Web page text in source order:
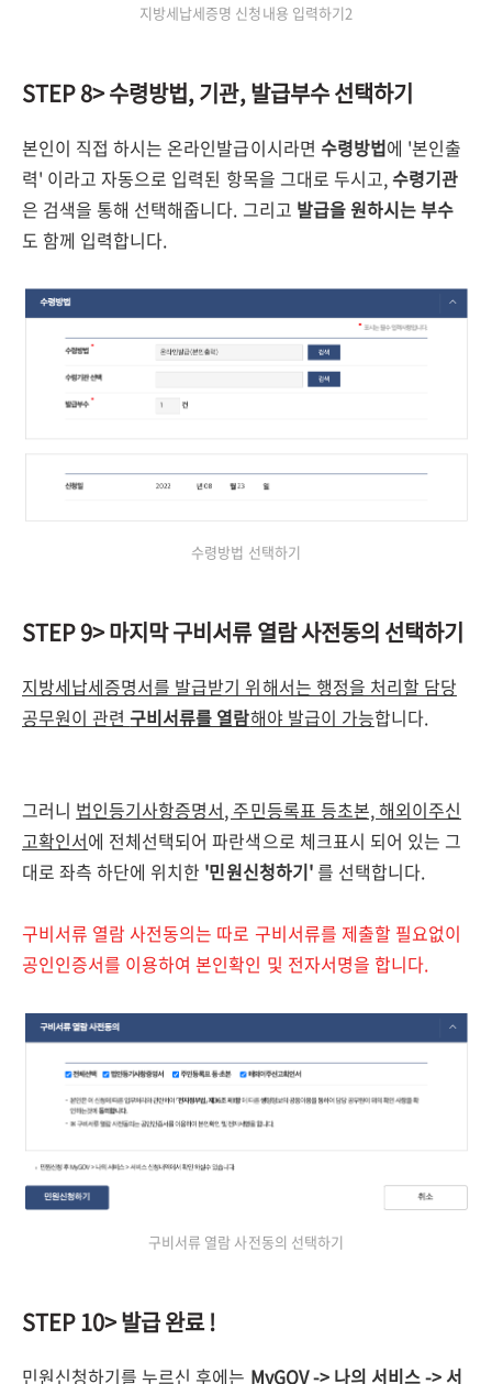
지방세납세증명 신청내용 입력하기2
STEP 8> 수령방법, 기관, 발급부수 선택하기
본인이 직접 하시는 온라인발급이시라면 수령방법에 '본인출
력' 이라고 자동으로 입력된 항목을 그대로 두시고,수령기관
은 검색을 통해 선택해줍니다. 그리고 발급을 원하시는 부수
도 함께 입력합니다.
수령방법 선택하기
STEP 9> 마지막 구비서류 열람 사전동의 선택하기
지방세납세증명서를 발급받기 위해서는 행정을 처리할 담당
공무원이 관련구비서류를 열람해야 발급이 가능합니다.
그러니 법인등기사항증명서, 주민등록표 등초본, 해외이주신
고확인서에 전체선택되어 파란색으로 체크표시 되어 있는 그
대로 좌측 하단에 위치한 '민원신청하기'를 선택합니다.
구비서류 열람 사전동의는 따로 구비서류를 제출할 필요없이
공인인증서를 이용하여 본인확인 및 전자서명을 합니다.
구비서류 열람 사전동의 선택하기
STEP 10> 발급 완료 !
민원신청하기를 누르신 후에는 MyGOV -> 나의 서비스 -> 서